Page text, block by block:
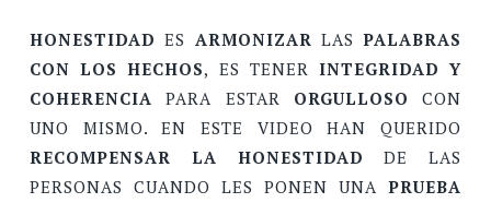
HONESTIDAD ES ARMONIZAR LAS PALABRAS
CON LOS HECHOS, ES TENER INTEGRIDAD Y
COHERENCIA PARA ESTAR ORGULLOSO CON
UNO MISMO. EN ESTE VIDEO HAN QUERIDO
RECOMPENSAR LA HONESTIDAD DE LAS
PERSONAS CUANDO LES PONEN UNA PRUEBA